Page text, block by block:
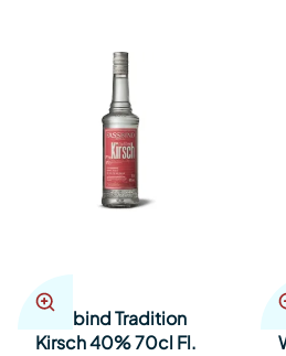
Fassbind Tradition
Kirsch 40% 70cl Fl.